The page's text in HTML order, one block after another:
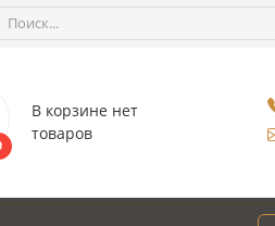
В корзине нет
товаров